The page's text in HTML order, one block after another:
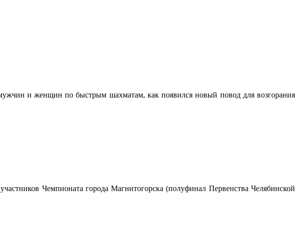
и женщин по быстрым шахматам, как появился новый повод для возгорания
Чемпионата города Магнитогорска (полуфинал Первенства Челябинской